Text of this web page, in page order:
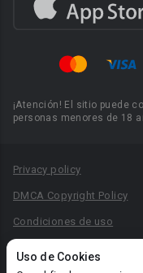
Uso de Cookies
¡Atención! El sitio puede
personas menores de 18
Privacy policy
DMCA Copyright Policy
Condiciones de uso